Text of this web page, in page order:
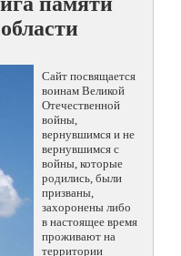
Сайт посвящается
воинам Великой
Отечественной
войны,
вернувшимся и не
вернувшимся с
войны, которые
родились, были
призваны,
захоронены либо
в настоящее время
проживают на
территории